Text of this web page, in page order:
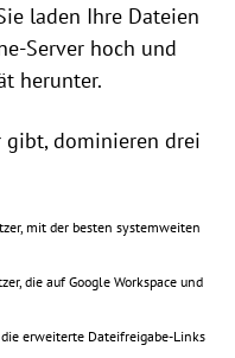
laden Ihre Dateien
Server hoch und
herunter.
gibt, dominieren drei
mit der besten systemweiten
die auf Google Workspace und
erweiterte Dateifreigabe-Links